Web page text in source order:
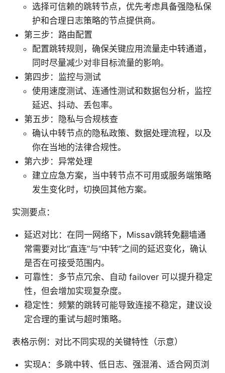
选择可信赖的跳转节点，优先考虑具备强隐私保
护和合理日志策略的节点提供商。
第三步：路由配置
配置跳转规则，确保关键应用流量走中转通道，
同时尽量减少对非目标流量的影响。
第四步：监控与测试
使用速度测试、连通性测试和数据包分析，监控
延迟、抖动、丢包率。
第五步：隐私与合规核查
确认中转节点的隐私政策、数据处理流程，以及
你在当地的法律合规性。
第六步：异常处理
建立应急方案，当中转节点不可用或服务端策略
发生变化时，切换回其他方案。
实测要点：
延迟对比：在同一网络下，Missav跳转免翻墙通
常需要对比“直连”与“中转”之间的延迟变化，确认
是否在可接受范围内。
可靠性：多节点冗余、自动 failover 可以提升稳定
性，但会增加实现复杂度。
稳定性：频繁的跳转可能导致连接不稳定，建议设
定合理的重试与超时策略。
表格示例：对比不同实现的关键特性（示意）
实现A：多跳中转、低日志、强混淆、适合网页浏